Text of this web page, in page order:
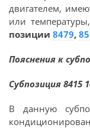
двигателем,
или
позиции 8479,
Пояснения к
Субпозиция 8415
В данную